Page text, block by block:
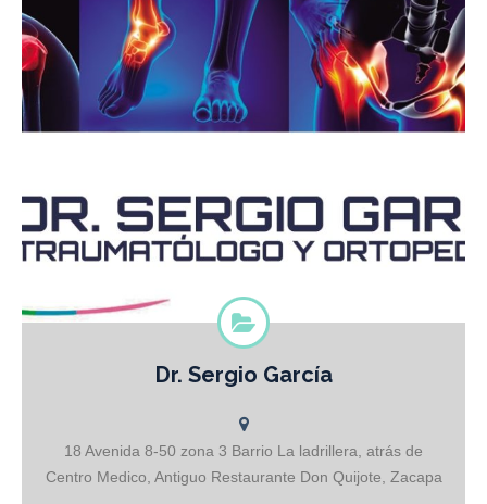
Traumatólogo y Ortopedista
Dr. Sergio García
18 Avenida 8-50 zona 3 Barrio La ladrillera, atrás de
Centro Medico, Antiguo Restaurante Don Quijote, Zacapa